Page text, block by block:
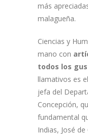
más
malagueña.
Ciencias y
mano con
todos los
llamativos es
jefa del
Concepción,
fundamental
Indias, José